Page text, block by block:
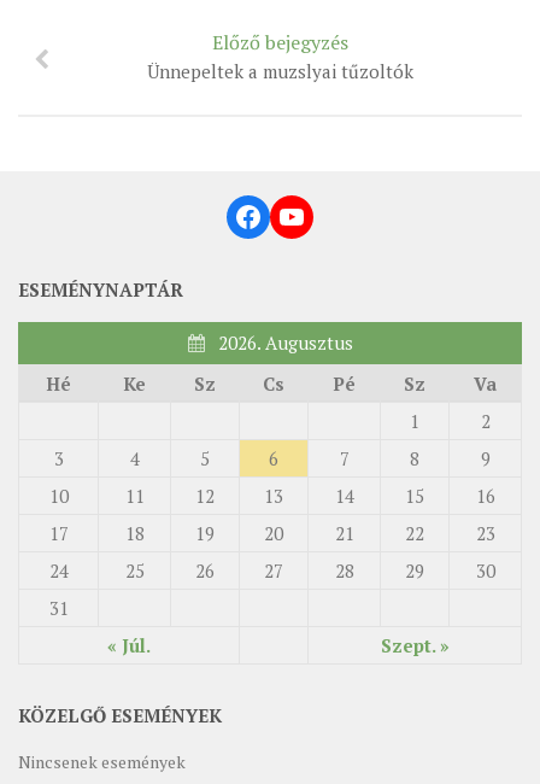
Előző bejegyzés
Ünnepeltek a muzslyai tűzoltók
Facebook
YouTube
ESEMÉNYNAPTÁR
2026. Augusztus
Hé
Ke Sz Cs Pé Sz Va
« Júl. Szept. »
1
2
3
4 5 6 7 8
9
10
11 12 13 14 15
16
17
18 19 20 21 22
23
24
25 26 27 28 29
30
31
KÖZELGŐ ESEMÉNYEK
Nincsenek események